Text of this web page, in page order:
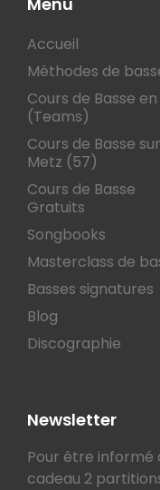
Accueil
Méthodes de
Cours de Basse en
(Teams)
Cours de Basse sur
Metz (57)
Cours de Basse
Gratuits
Songbooks
Masterclass de
Basses signatures
Blog
Discographie
Newsletter
Pour être informé
cadeau 2